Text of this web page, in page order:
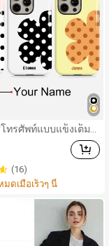
ทรศัพท์แบบแข็งเต็มตั
2-In-1 ลายดอกไม้สีสั
บแต่งชื่อสีส่วนตัว ฝาค
เข้ากันได้กับ iPhone
14/15/16 17 Pro Ma
(16)
มดเมื่อเร็วๆ นี้